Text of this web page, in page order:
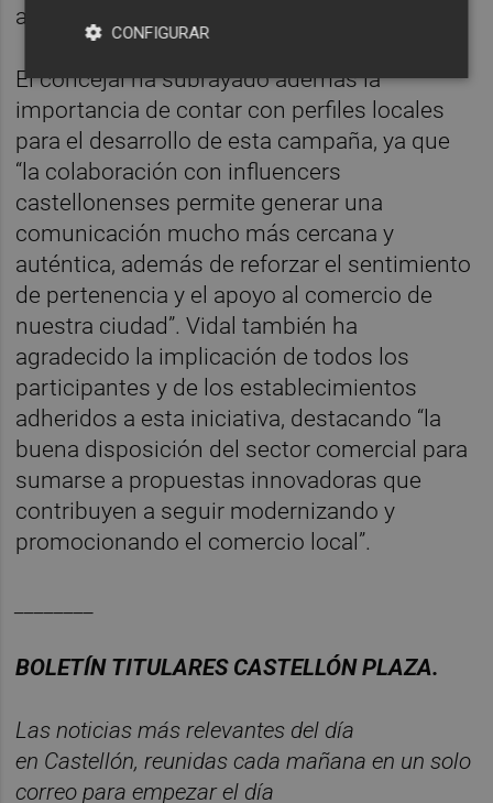
afirmado.
El concejal ha subrayado además la
importancia de contar con perfiles locales
para el desarrollo de esta campaña, ya que
“la colaboración con influencers
castellonenses permite generar una
comunicación mucho más cercana y
auténtica, además de reforzar el sentimiento
de pertenencia y el apoyo al comercio de
nuestra ciudad”. Vidal también ha
agradecido la implicación de todos los
participantes y de los establecimientos
adheridos a esta iniciativa, destacando “la
buena disposición del sector comercial para
sumarse a propuestas innovadoras que
contribuyen a seguir modernizando y
promocionando el comercio local”.
BOLETÍNTITULARES CASTELLÓNPLAZA.
Las noticias más relevantes del día
en Castellón, reunidas cada mañana en un solo
correo para empezar el día
CONFIGURAR